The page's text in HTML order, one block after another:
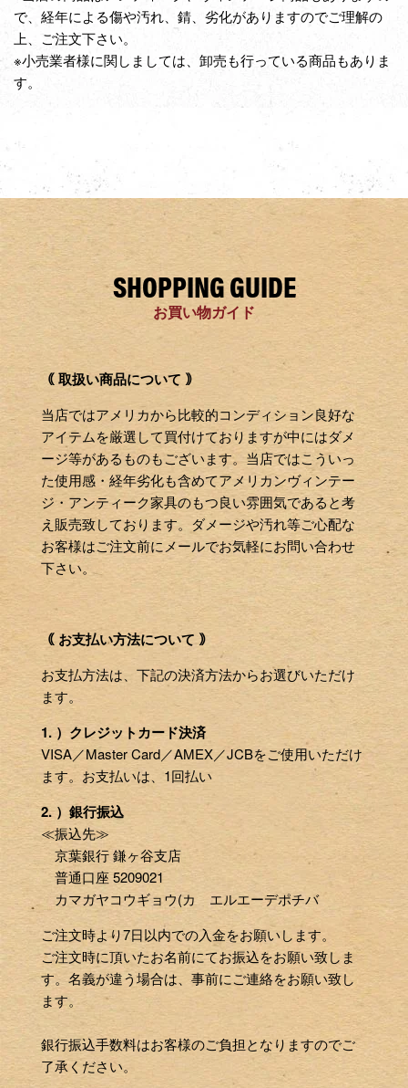
で、経年による傷や汚れ、錆、劣化がありますのでご理解の
上、ご注文下さい。
※小売業者様に関しましては、卸売も行っている商品もありま
す。
SHOPPING GUIDE
お買い物ガイド
｟ 取扱い商品について ｠
当店ではアメリカから比較的コンディション良好な
アイテムを厳選して買付けておりますが中にはダメ
ージ等があるものもございます。当店ではこういっ
た使用感・経年劣化も含めてアメリカンヴィンテー
ジ・アンティーク家具のもつ良い雰囲気であると考
え販売致しております。ダメージや汚れ等ご心配な
お客様はご注文前にメールでお気軽にお問い合わせ
下さい。
｟ お支払い方法について ｠
お支払方法は、下記の決済方法からお選びいただけ
ます。
1. ）クレジットカード決済
VISA／Master Card／AMEX／JCBをご使用いただけ
ます。お支払いは、1回払い
2. ）銀行振込
≪振込先≫
京葉銀行 鎌ヶ谷支店
普通口座 5209021
カマガヤコウギョウ(カ エルエーデポチバ
ご注文時より7日以内での入金をお願いします。
ご注文時に頂いたお名前にてお振込をお願い致しま
す。名義が違う場合は、事前にご連絡をお願い致し
ます。
銀行振込手数料はお客様のご負担となりますのでご
了承ください。